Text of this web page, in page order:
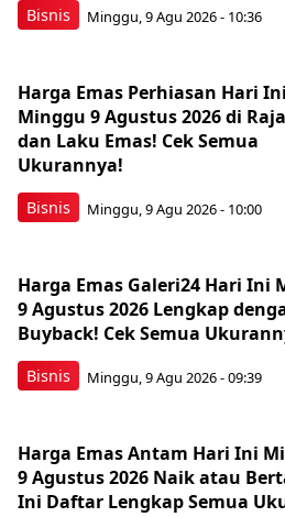
Bisnis Minggu, 9 Agu 2026 - 10:36
Bisnis
Harga Emas Perhiasan Hari Ini
Minggu 9 Agustus 2026 di
dan Laku Emas! Cek Semua
Ukurannya!
Minggu, 9 Agu 2026 - 10:00
Bisnis
Harga Emas Galeri24 Hari Ini
9 Agustus 2026 Lengkap
Buyback! Cek Semua
Minggu, 9 Agu 2026 - 09:39
Harga Emas Antam Hari Ini
9 Agustus 2026 Naik atau
Ini Daftar Lengkap Semua